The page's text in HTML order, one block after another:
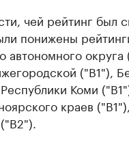
чей рейтинг был
понижены
округа
("B1"),
Коми
краев